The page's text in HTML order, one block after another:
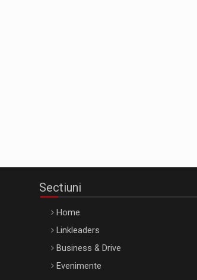
Sectiuni
Home
Linkleaders
Business & Drive
Evenimente